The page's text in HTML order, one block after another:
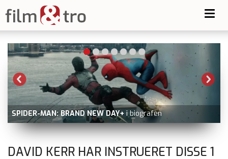
SPIDER-MAN: BRAND NEW DAY+ i biografen
DAVID KERR HAR INSTRUERET DISSE 1